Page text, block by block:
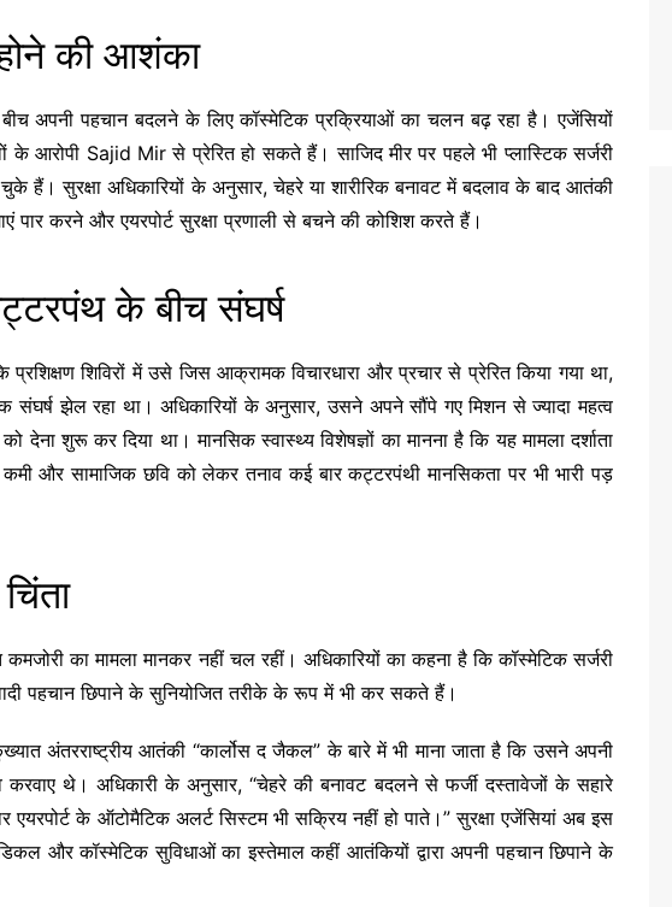
की आशंका
अपनी पहचान बदलने के लिए कॉस्मेटिक प्रक्रियाओं का चलन बढ़ रहा है। एजेंसियों
के आरोपी Sajid Mir से प्रेरित हो सकते हैं। साजिद मीर पर पहले भी प्लास्टिक सर्जरी
हैं। सुरक्षा अधिकारियों के अनुसार, चेहरे या शारीरिक बनावट में बदलाव के बाद आतंकी
पार करने और एयरपोर्ट सुरक्षा प्रणाली से बचने की कोशिश करते हैं।
के बीच संघर्ष
शिविरों में उसे जिस आक्रामक विचारधारा और प्रचार से प्रेरित किया गया था,
झेल रहा था। अधिकारियों के अनुसार, उसने अपने सौंपे गए मिशन से ज्यादा महत्व
देना शुरू कर दिया था। मानसिक स्वास्थ्य विशेषज्ञों का मानना है कि यह मामला दर्शाता
और सामाजिक छवि को लेकर तनाव कई बार कट्टरपंथी मानसिकता पर भी भारी पड़
का मामला मानकर नहीं चल रहीं। अधिकारियों का कहना है कि कॉस्मेटिक सर्जरी
पहचान छिपाने के सुनियोजित तरीके के रूप में भी कर सकते हैं।
अंतरराष्ट्रीय आतंकी “कार्लोस द जैकल” के बारे में भी माना जाता है कि उसने अपनी
थे। अधिकारी के अनुसार, “चेहरे की बनावट बदलने से फर्जी दस्तावेजों के सहारे
एयरपोर्ट के ऑटोमैटिक अलर्ट सिस्टम भी सक्रिय नहीं हो पाते।” सुरक्षा एजेंसियां अब इस
और कॉस्मेटिक सुविधाओं का इस्तेमाल कहीं आतंकियों द्वारा अपनी पहचान छिपाने के